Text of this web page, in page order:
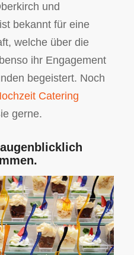
und
bekannt für eine
welche über die
ihr Engagement
begeistert. Noch
Catering
gerne.